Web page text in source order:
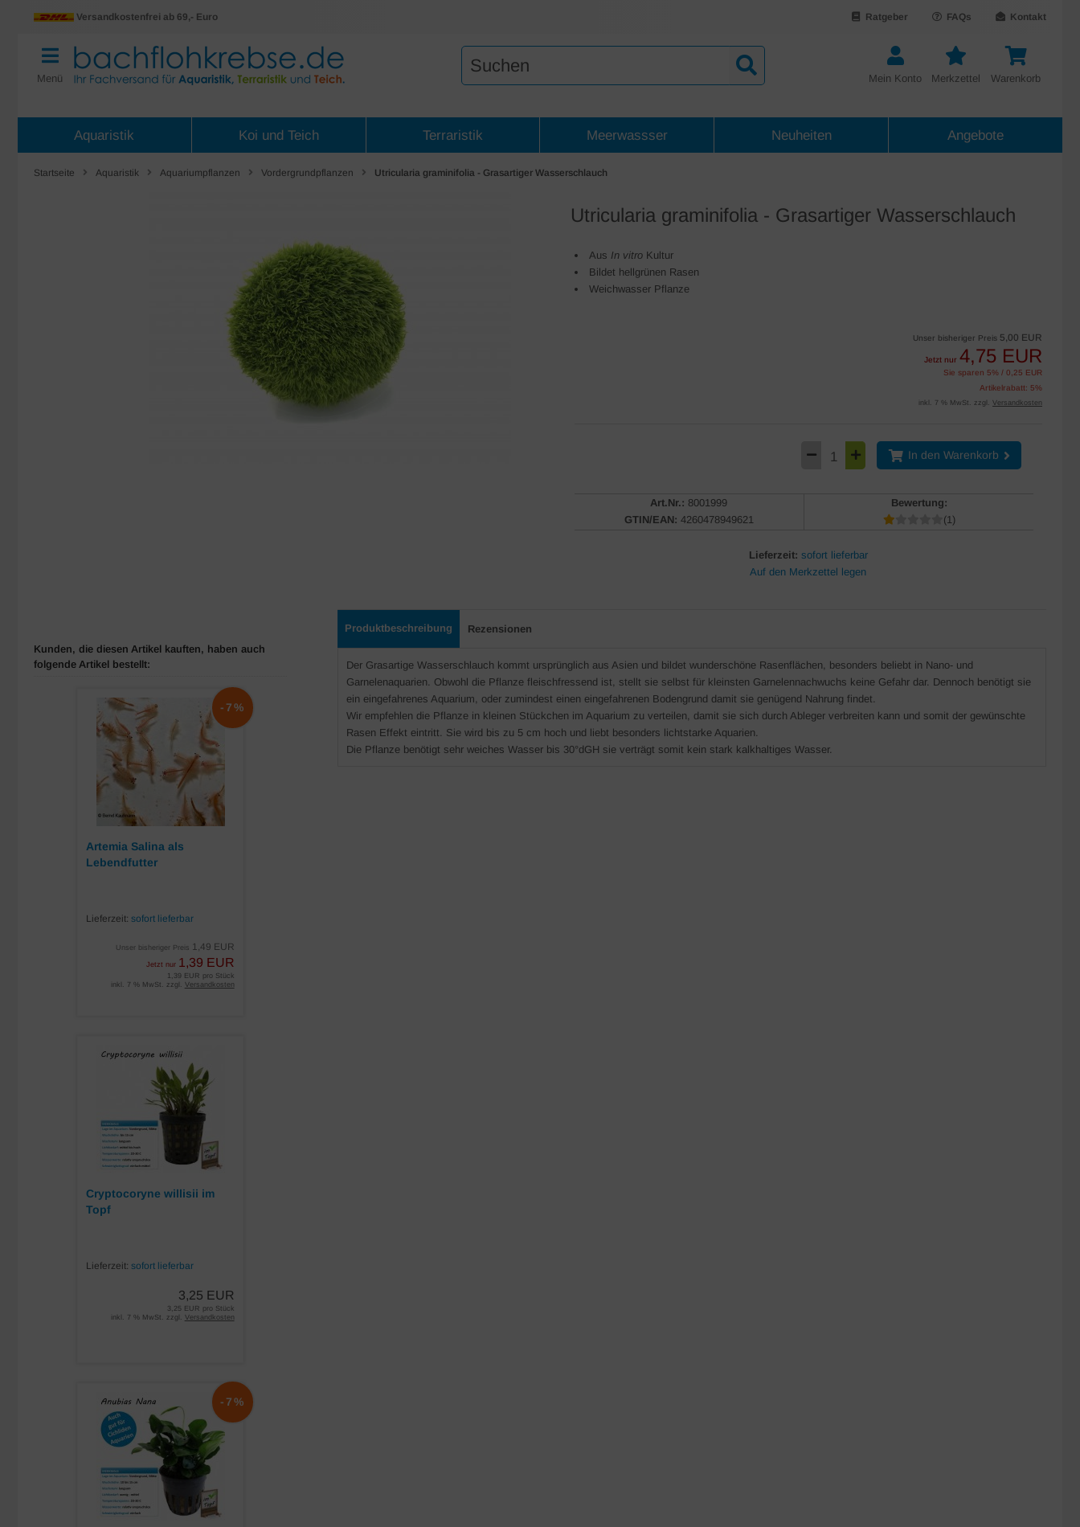
Kontakt
FAQs
Ratgeber
Versandkostenfrei ab 69,- Euro
Menü Warenkorb
Merkzettel
Mein Konto
Aquaristik Koi und Teich Terraristik Meerwassser Neuheiten Angebote
Startseite Aquaristik Aquariumpflanzen Vordergrundpflanzen Utricularia graminifolia - Grasartiger Wasserschlauch
Utricularia graminifolia - Grasartiger Wasserschlauch
Aus In vitroKultur
Bildet hellgrünen Rasen
Weichwasser Pflanze
Unser bisheriger Preis 5,00 EUR
Jetzt nur 4,75 EUR
Sie sparen 5% / 0,25 EUR
Artikelrabatt: 5%
inkl. 7 % MwSt. zzgl. Versandkosten
In den Warenkorb
Art.Nr.: 8001999
GTIN/EAN: 4260478949621
Bewertung:
(1)
Lieferzeit: sofort lieferbar
Produktbeschreibung Rezensionen
Der Grasartige Wasserschlauch kommt ursprünglich aus Asien und bildet wunderschöne Rasenflächen, besonders beliebt in Nano- und
Garnelenaquarien. Obwohl die Pflanze fleischfressend ist, stellt sie selbst für kleinsten Garnelennachwuchs keine Gefahr dar. Dennoch benötigt sie
ein eingefahrenes Aquarium, oder zumindest einen eingefahrenen Bodengrund damit sie genügend Nahrung findet.
Wir empfehlen die Pflanze in kleinen Stückchen im Aquarium zu verteilen, damit sie sich durch Ableger verbreiten kann und somit der gewünschte
Rasen Effekt eintritt. Sie wird bis zu 5 cm hoch und liebt besonders lichtstarke Aquarien.
Die Pflanze benötigt sehr weiches Wasser bis 30°dGH sie verträgt somit kein stark kalkhaltiges Wasser.
Kunden, die diesen Artikel kauften, haben auch
folgende Artikel bestellt:
Artemia Salina als
Lebendfutter
Lieferzeit:sofort lieferbar
Unser bisheriger Preis 1,49 EUR
Jetzt nur 1,39 EUR
-7%
1,39 EUR pro Stück
inkl. 7 % MwSt. zzgl. Versandkosten
Cryptocoryne willisii im
Topf
Lieferzeit:sofort lieferbar
3,25 EUR
3,25 EUR pro Stück
inkl. 7 % MwSt. zzgl. Versandkosten
-7%